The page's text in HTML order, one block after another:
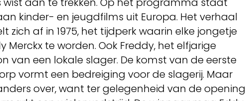
kinder- en jeugdfilms uit Europa. Het verhaal
zich af in 1975, het tijdperk waarin elke jongetje
Merckx te worden. Ook Freddy, het elfjarige
van een lokale slager. De komst van de eerste
vormt een bedreiging voor de slagerij. Maar
over, want ter gelegenheid van de opening